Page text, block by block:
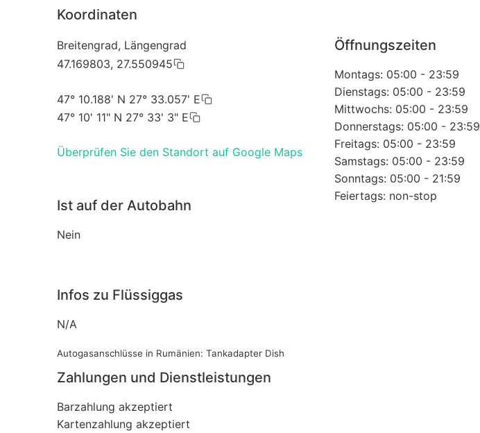
Koordinaten
Breitengrad, Längengrad
47.169803, 27.550945
47° 10.188' N 27° 33.057' E
47° 10' 11" N 27° 33' 3" E
Überprüfen Sie den Standort auf Google Maps
Ist auf der Autobahn
Nein
Öffnungszeiten
Montags: 05:00 - 23:59
Dienstags: 05:00 - 23:59
Mittwochs: 05:00 - 23:59
Donnerstags: 05:00 - 23:59
Freitags: 05:00 - 23:59
Samstags: 05:00 - 23:59
Sonntags: 05:00 - 21:59
Feiertags: non-stop
Infos zu Flüssiggas
N/A
Autogasanschlüsse in Rumänien: Tankadapter Dish
Zahlungen und Dienstleistungen
Barzahlung akzeptiert
Kartenzahlung akzeptiert